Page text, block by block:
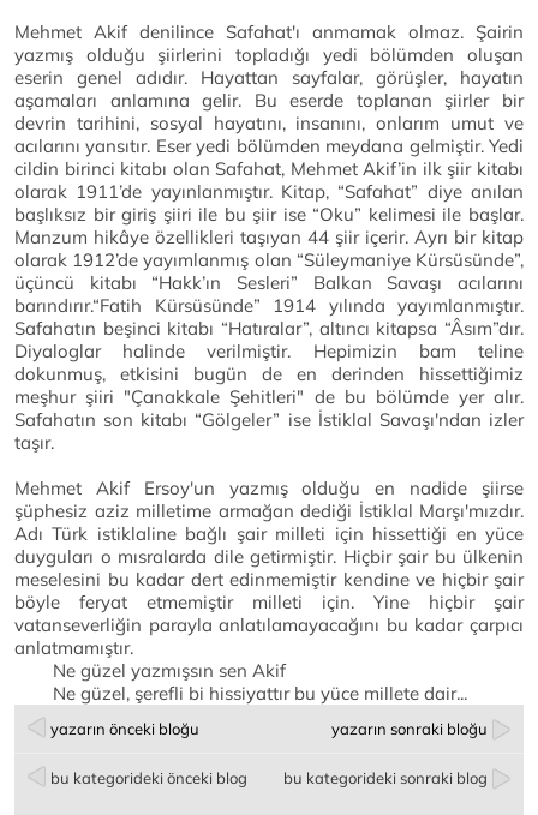
Mehmet Akif denilince Safahat'ı anmamak olmaz. Şairin
yazmış olduğu şiirlerini topladığı yedi bölümden oluşan
eserin genel adıdır. Hayattan sayfalar, görüşler, hayatın
aşamaları anlamına gelir. Bu eserde toplanan şiirler bir
devrin tarihini, sosyal hayatını, insanını, onlarım umut ve
acılarını yansıtır. Eser yedi bölümden meydana gelmiştir. Yedi
cildin birinci kitabı olan Safahat, Mehmet Akif’in ilk şiir kitabı
olarak 1911’de yayınlanmıştır. Kitap, “Safahat” diye anılan
başlıksız bir giriş şiiri ile bu şiir ise “Oku” kelimesi ile başlar.
Manzum hikâye özellikleri taşıyan 44 şiir içerir. Ayrı bir kitap
olarak 1912’de yayımlanmış olan “Süleymaniye Kürsüsünde”,
üçüncü kitabı “Hakk’ın Sesleri” Balkan Savaşı acılarını
barındırır.“Fatih Kürsüsünde” 1914 yılında yayımlanmıştır.
Safahatın beşinci kitabı “Hatıralar”, altıncı kitapsa “Âsım”dır.
Diyaloglar halinde verilmiştir. Hepimizin bam teline
dokunmuş, etkisini bugün de en derinden hissettiğimiz
meşhur şiiri "Çanakkale Şehitleri" de bu bölümde yer alır.
Safahatın son kitabı “Gölgeler” ise İstiklal Savaşı'ndan izler
taşır.
Mehmet Akif Ersoy'un yazmış olduğu en nadide şiirse
şüphesiz aziz milletime armağan dediği İstiklal Marşı'mızdır.
Adı Türk istiklaline bağlı şair milleti için hissettiği en yüce
duyguları o mısralarda dile getirmiştir. Hiçbir şair bu ülkenin
meselesini bu kadar dert edinmemiştir kendine ve hiçbir şair
böyle feryat etmemiştir milleti için. Yine hiçbir şair
vatanseverliğin parayla anlatılamayacağını bu kadar çarpıcı
anlatmamıştır.
Ne güzel yazmışsın sen Akif
Ne güzel, şerefli bi hissiyattır bu yüce millete dair...
yazarın önceki bloğu yazarın sonraki bloğu
bu kategorideki önceki blog bu kategorideki sonraki blog